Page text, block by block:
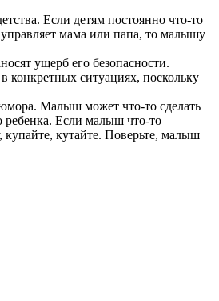
Если детям постоянно что-то
мама или папа, то малышу
ущерб его безопасности.
конкретных ситуациях, поскольку
Малыш может что-то сделать
ребенка. Если малыш что-то
кутайте. Поверьте, малыш